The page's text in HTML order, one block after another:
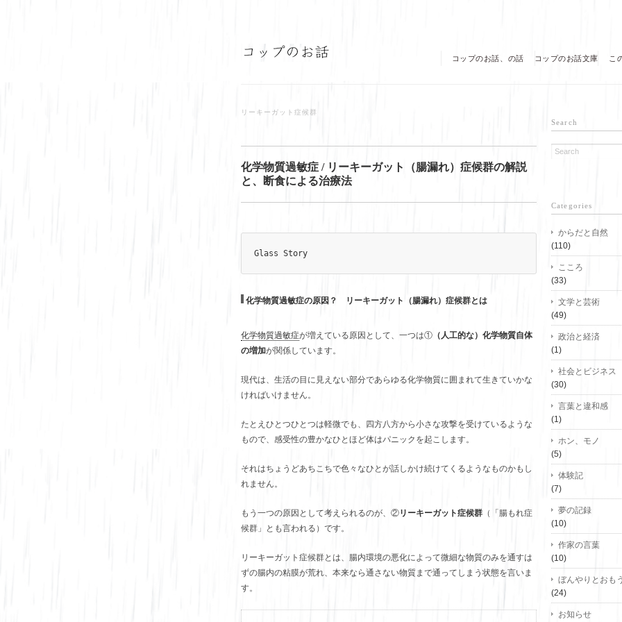
コップのお話、の話 コップのお話文庫 こ
リーキーガット症候群
化学物質過敏症 / リーキーガット（腸漏れ）症候群の解説
と、断食による治療法
Glass Story
化学物質過敏症の原因？ リーキーガット（腸漏れ）症候群とは
化学物質過敏症が増えている原因として、一つは① （人工的な）化学物質自体
の増加が関係しています。
現代は、生活の目に見えない部分であらゆる化学物質に囲まれて生きていかな
ければいけません。
たとえひとつひとつは軽微でも、四方八方から小さな攻撃を受けているような
もので、感受性の豊かなひとほど体はパニックを起こします。
それはちょうどあちこちで色々なひとが話しかけ続けてくるようなものかもし
れません。
もう一つの原因として考えられるのが、②リーキーガット症候群 （「腸もれ症
候群」とも言われる）です。
リーキーガット症候群とは、腸内環境の悪化によって微細な物質のみを通すは
ずの腸内の粘膜が荒れ、本来なら通さない物質まで通ってしまう状態を言いま
す。
Search
Categories
からだと自然
(110)
こころ
(33)
文学と芸術
(49)
政治と経済
(1)
社会とビジネス
(30)
言葉と違和感
(1)
ホン、モノ
(5)
体験記
(7)
夢の記録
(10)
作家の言葉
(10)
ぼんやりとおも
(24)
お知らせ